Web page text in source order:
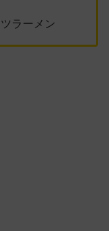
ラーメン